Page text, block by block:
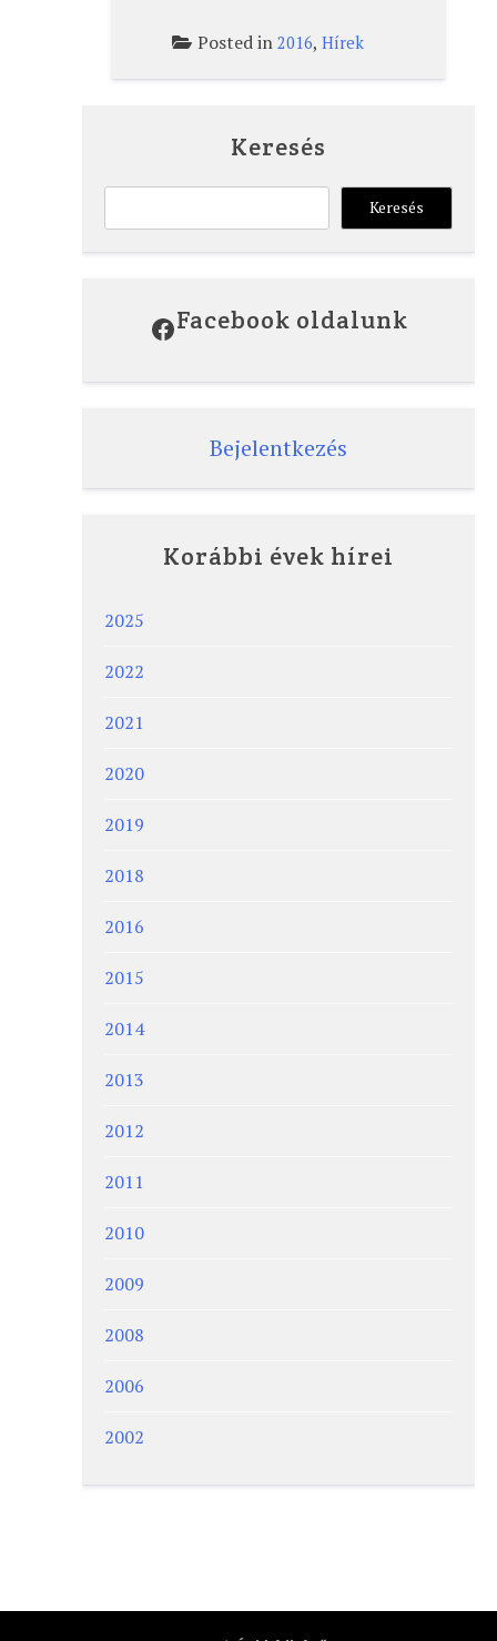
Posted in 2016, Hírek
Keresés
Keresés
Facebook
Facebook oldalunk
Bejelentkezés
Korábbi évek hírei
2025
2022
2021
2020
2019
2018
2016
2015
2014
2013
2012
2011
2010
2009
2008
2006
2002